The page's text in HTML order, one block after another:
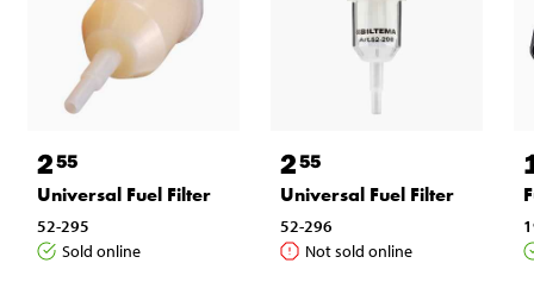
255
Universal Fuel Filter
52-295
Sold online
255
Universal Fuel Filter
52-296
Not sold online